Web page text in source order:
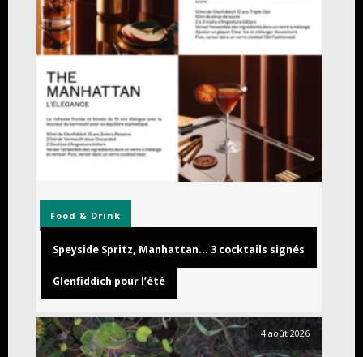
Food & Drink
Speyside Spritz, Manhattan… 3 cocktails signés
Glenfiddich pour l’été
4 août 2026